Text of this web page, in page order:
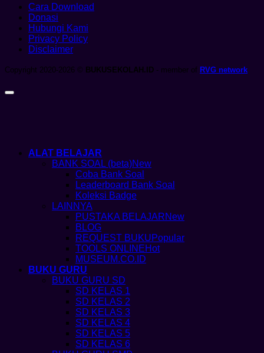
Cara Download
Donasi
Hubungi Kami
Privacy Policy
Disclaimer
Copyright 2020-2026 © BUKUSEKOLAH.ID - member of RVG network
ALAT BELAJAR
BANK SOAL (beta)
Coba Bank Soal
Leaderboard Bank Soal
Koleksi Badge
LAINNYA
PUSTAKA BELAJAR
BLOG
REQUEST BUKU
TOOLS ONLINE
MUSEUM.CO.ID
BUKU GURU
BUKU GURU SD
SD KELAS 1
SD KELAS 2
SD KELAS 3
SD KELAS 4
SD KELAS 5
SD KELAS 6